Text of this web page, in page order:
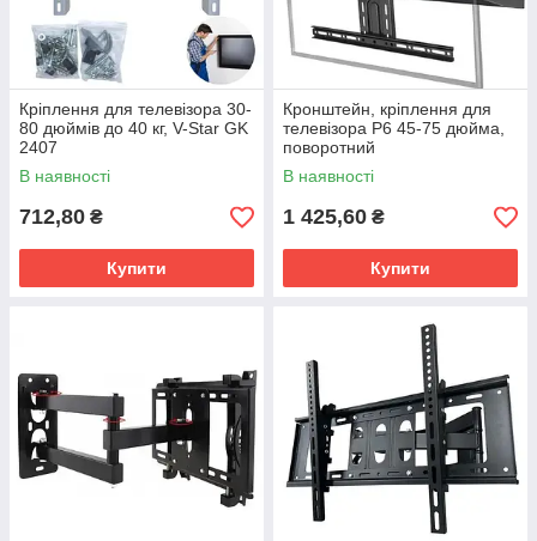
Кріплення для телевізора 30-
80 дюймів до 40 кг, V-Star GK
2407
В наявності
712,80 ₴
Купити
Кронштейн, кріплення для
телевізора P6 45-75 дюйма,
поворотний
В наявності
1 425,60 ₴
Купити